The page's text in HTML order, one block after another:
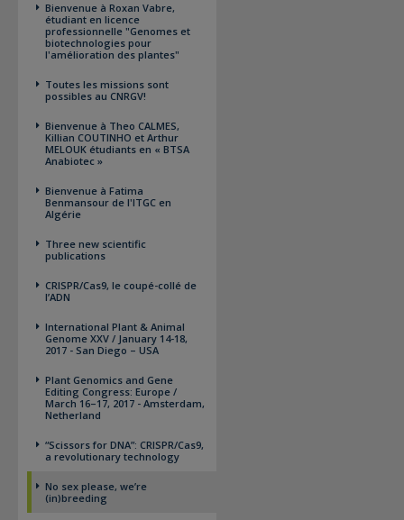
Bienvenue à Roxan Vabre,
étudiant en licence
professionnelle "Genomes et
biotechnologies pour
l'amélioration des plantes"
Toutes les missions sont
possibles au CNRGV!
Bienvenue à Theo CALMES,
Killian COUTINHO et Arthur
MELOUK étudiants en « BTSA
Anabiotec »
Bienvenue à Fatima
Benmansour de l'ITGC en
Algérie
Three new scientific
publications
CRISPR/Cas9, le coupé-collé de
l’ADN
International Plant & Animal
Genome XXV / January 14-18,
2017 - San Diego – USA
Plant Genomics and Gene
Editing Congress: Europe /
March 16–17, 2017 - Amsterdam,
Netherland
“Scissors for DNA”: CRISPR/Cas9,
a revolutionary technology
No sex please, we’re
(in)breeding